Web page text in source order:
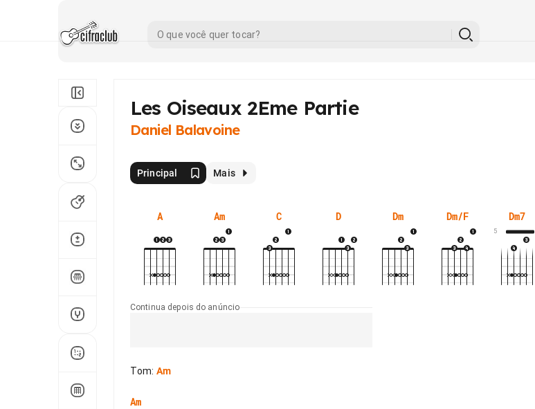
Les Oiseaux 2Eme Partie
Daniel Balavoine
Principal Mais
A Am C D Dm Dm/F Dm7
5
Continua depois do anúncio
Tom: Am
Am